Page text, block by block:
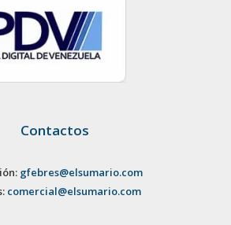
Contactos
gfebres@elsumario.com
comercial@elsumario.com